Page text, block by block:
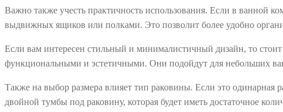
Важно также учесть практичность использования. Если в ванной
выдвижных ящиков или полками. Это позволит более удобно
Если вам интересен стильный и минималистичный дизайн, то
функциональными и эстетичными. Они подойдут для небольших
Также на выбор размера влияет тип раковины. Если это одинарная
двойной тумбы под раковину, которая будет иметь достаточное